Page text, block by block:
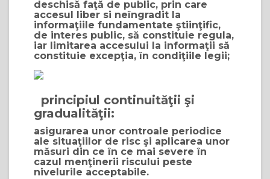
deschisă faţă de public, prin care
accesul liber si neîngradit la
informaţiile fundamentate ştiinţific,
de interes public, să constituie regula,
iar limitarea accesului la informaţii să
constituie excepţia, în condiţiile legii;
principiul continuităţii şi
gradualităţii:
asigurarea unor controale periodice
ale situaţiilor de risc şi aplicarea unor
măsuri din ce în ce mai severe în
cazul menţinerii riscului peste
nivelurile acceptabile.